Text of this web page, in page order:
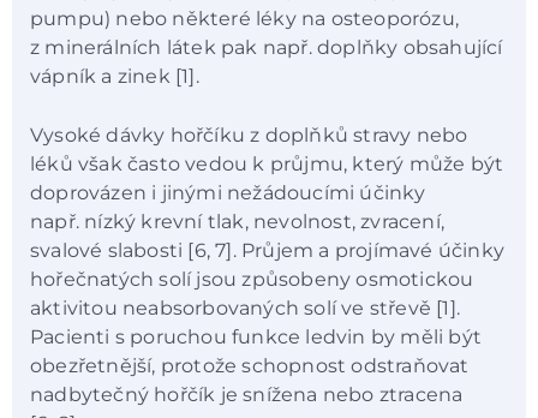
pumpu) nebo některé léky na osteoporózu,
z minerálních látek pak např. doplňky obsahující
vápník a zinek [1].
Vysoké dávky hořčíku z doplňků stravy nebo
léků však často vedou k průjmu, který může být
doprovázen i jinými nežádoucími účinky
např. nízký krevní tlak, nevolnost, zvracení,
svalové slabosti [6, 7]. Průjem a projímavé účinky
hořečnatých solí jsou způsobeny osmotickou
aktivitou neabsorbovaných solí ve střevě [1].
Pacienti s poruchou funkce ledvin by měli být
obezřetnější, protože schopnost odstraňovat
nadbytečný hořčík je snížena nebo ztracena